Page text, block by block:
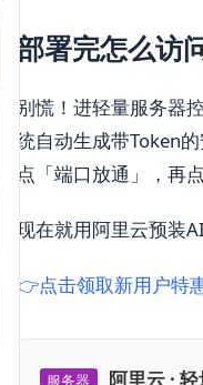
部署完怎么访
别慌！进轻量服务器
统自动生成带Token
点「端口放通」，再
现在就用阿里云预装
👉点击领取新用户特
服务器 阿里云 ·